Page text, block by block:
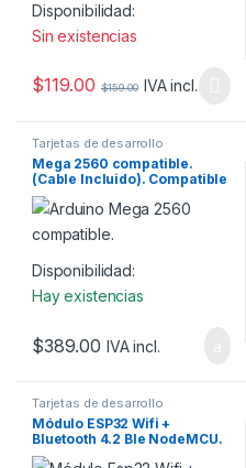
Disponibilidad:
Sin existencias
$119.00 $159.00 IVA incl.
Tarjetas de desarrollo
Mega 2560 compatible.
(Cable Incluido). Compatible
con Arduino.
Disponibilidad:
Hay existencias
$389.00 IVA incl.
Tarjetas de desarrollo
Módulo ESP32 Wifi +
Bluetooth 4.2 Ble NodeMCU.